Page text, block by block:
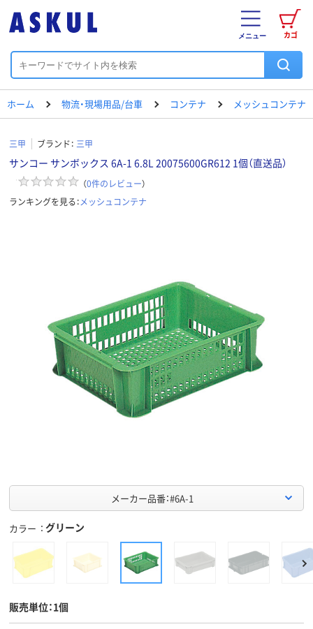
カゴ
メニュー
ホーム 物流・現場用品/台車 コンテナ メッシュコンテナ
三甲 ブランド： 三甲
サンコー サンボックス 6A-1 6.8L 20075600GR612 1個（直送品）
（0件のレビュー）
ランキングを見る：メッシュコンテナ
メーカー品番：#6A-1
カラー グリーン
販売単位：1個